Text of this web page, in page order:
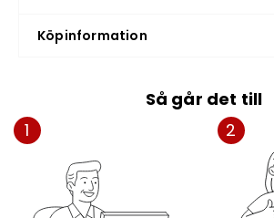
Köpinformation
Så går det till
1
2